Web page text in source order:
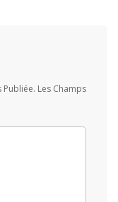
Publiée. Les Champs